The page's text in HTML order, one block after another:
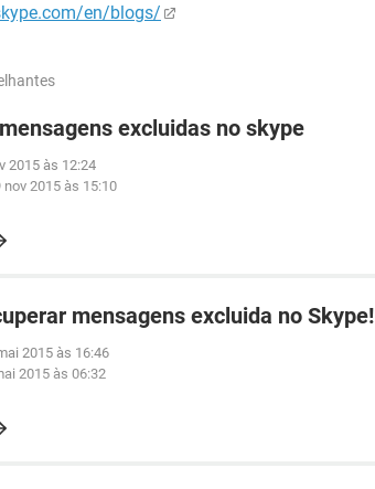
en/blogs/
excluidas no skype
2015 às 12:24
nov 2015 às 15:10
mensagens excluida no Skype!
2015 às 16:46
2015 às 06:32